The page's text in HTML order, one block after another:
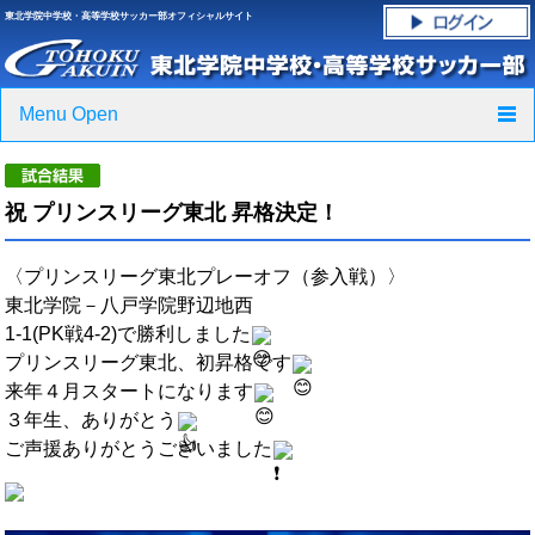
東北学院中学校・高等学校サッカー部オフィシャルサイト
Menu Open
ニュース
クラブ紹介・進路実績
スケジュール
グラウンド・施設紹介
フォトギャラリー
祝 プリンスリーグ東北 昇格決定！
〈プリンスリーグ東北プレーオフ（参入戦）〉
東北学院－八戸学院野辺地西
1-1(PK戦4-2)で勝利しました
プリンスリーグ東北、初昇格です
来年４月スタートになります
３年生、ありがとう
ご声援ありがとうございました